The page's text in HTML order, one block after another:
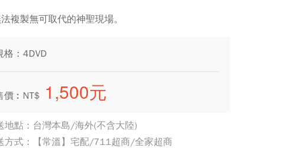
複製無可取代的神聖現場。
格：4DVD
價︰NT$ 1,500元
地點：台灣本島/海外(不含大陸)
方式：【常溫】宅配/711超商/全家超商